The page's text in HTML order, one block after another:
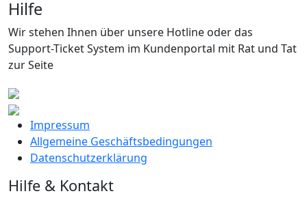
Hilfe
Wir stehen Ihnen über unsere Hotline oder das
Support-Ticket System im Kundenportal mit Rat und Tat
zur Seite
Impressum
Allgemeine Geschäftsbedingungen
Datenschutzerklärung
Hilfe & Kontakt